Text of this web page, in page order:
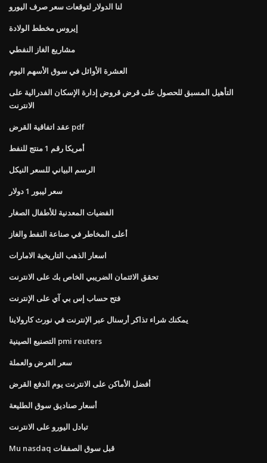
لنا الدولار لتوقعات سعر صرف اليورو
إيروس مخطط الولادة
مشاريع الغاز النفطي
العشرة الأوائل في سوق الأسهم اليوم
التأهيل المسبق للحصول على قرض قروض إدارة الإسكان الفدرالية على
الانترنت
عقد اتفاقية القرض pdf
أمريكا رقم 1 منتج للنفط
الرسم البياني للسعر النيكل
سعر ليبور 1 دولار
الفضيات المعدنية للأطفال الصغار
أعلى المخاطر في صناعة النفط والغاز
اسعار الذهب التاريخية الامارات
تحقق الائتمان الضريبي الخاص بك على الانترنت
فتح حساب إس بي آي على الإنترنت
يمكنك شراء تذاكر أرسنال عبر الإنترنت في نورث كارولاينا
التصنيع الصينية pmi reuters
سعر العرض والعملة
أفضل الأماكن على الانترنت يوم الدفع القرض
أسعار صناديق سوق الطليعة
تبادل اليورو على الانترنت
Mu nasdaq قبل سوق الصفقات